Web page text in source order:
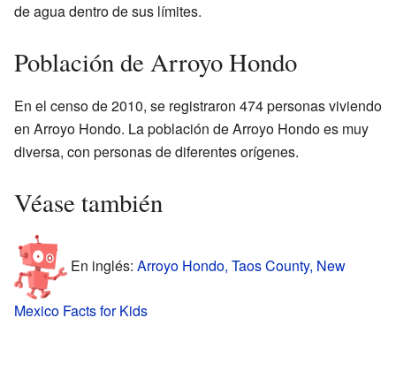
de agua dentro de sus límites.
Población de Arroyo Hondo
En el censo de 2010, se registraron 474 personas viviendo
en Arroyo Hondo. La población de Arroyo Hondo es muy
diversa, con personas de diferentes orígenes.
Véase también
En inglés: Arroyo Hondo, Taos County, New
Mexico Facts for Kids